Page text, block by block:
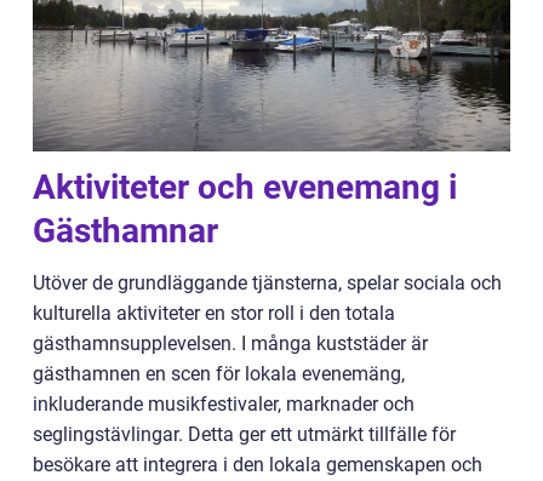
Aktiviteter och evenemang i
Gästhamnar
Utöver de grundläggande tjänsterna, spelar sociala och
kulturella aktiviteter en stor roll i den totala
gästhamnsupplevelsen. I många kuststäder är
gästhamnen en scen för lokala evenemäng,
inkluderande musikfestivaler, marknader och
seglingstävlingar. Detta ger ett utmärkt tillfälle för
besökare att integrera i den lokala gemenskapen och